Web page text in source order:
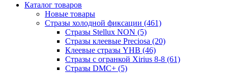
Каталог товаров
Новые товары
Стразы холодной фиксации (461)
Стразы Stellux NON (5)
Стразы клеевые Preciosa (20)
Клеевые стразы YHB (46)
Стразы с огранкой Xirius 8-8 (61)
Стразы DMC+ (5)